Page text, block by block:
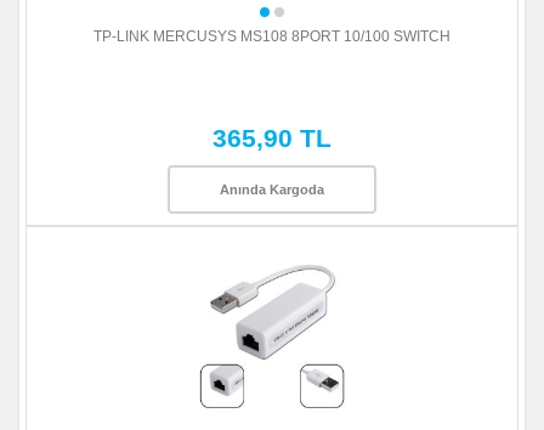
TP-LINK MERCUSYS MS108 8PORT 10/100 SWITCH
365,90 TL
Anında Kargoda